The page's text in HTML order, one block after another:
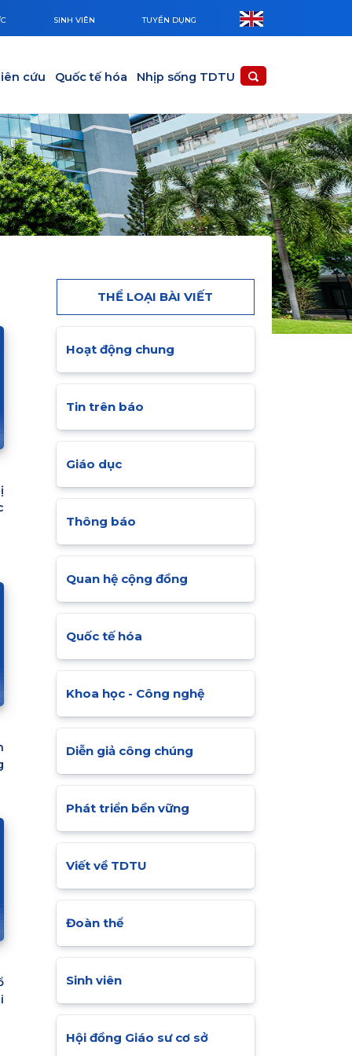
SINH VIÊN TUYỂN DỤNG
cứu Quốc tế hóa Nhịp sống TDTU
THỂ LOẠI BÀI VIẾT
Hoạt động chung
Tin trên báo
Giáo dục
Thông báo
Quan hệ cộng đồng
Quốc tế hóa
Khoa học - Công nghệ
Diễn giả công chúng
Phát triển bền vững
Viết về TDTU
Đoàn thể
Sinh viên
Hội đồng Giáo sư cơ sở